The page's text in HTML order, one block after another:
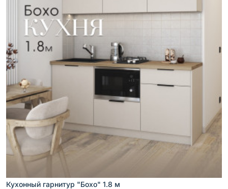
Кухонный гарнитур "Бохо" 1.8 м